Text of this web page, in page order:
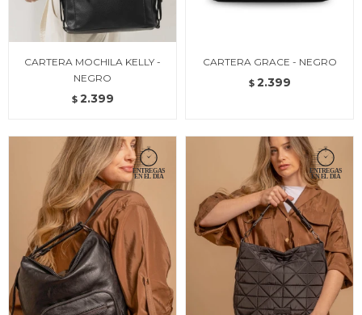
CARTERA MOCHILA KELLY -
NEGRO
$ 2.399
CARTERA GRACE - NEGRO
$ 2.399